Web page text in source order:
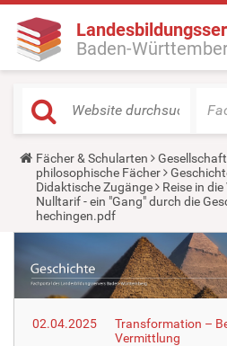
Baden-
Y
o
u
a
r
e
r
e
:
Fächer & Schularten
philosophische Fächer
Didaktische Zugänge
Reise in
Nulltarif - ein "Gang" durch die
hechingen.pdf
02.04.2025
Transformation –
Vermittlung